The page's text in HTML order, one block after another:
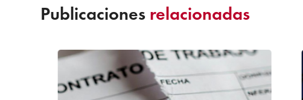
Publicaciones relacionadas